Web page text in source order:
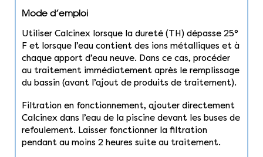
Mode d’emploi
Utiliser Calcinex lorsque la dureté (TH) dépasse 25°
F et lorsque l’eau contient des ions métalliques et à
chaque apport d’eau neuve. Dans ce cas, procéder
au traitement immédiatement après le remplissage
du bassin (avant l’ajout de produits de traitement).
Filtration en fonctionnement, ajouter directement
Calcinex dans l’eau de la piscine devant les buses de
refoulement. Laisser fonctionner la filtration
pendant au moins 2 heures suite au traitement.